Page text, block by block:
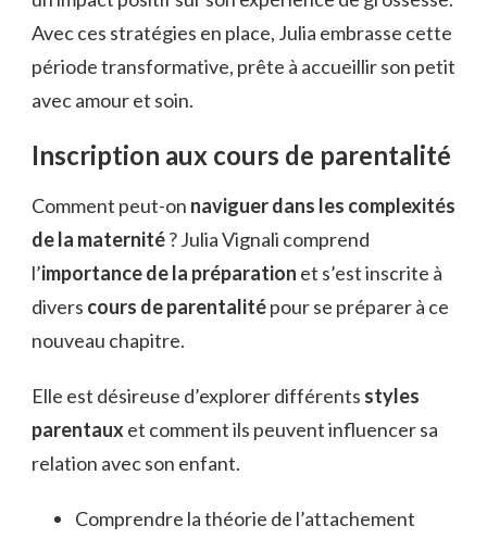
Avec ces stratégies en place, Julia embrasse cette
période transformative, prête à accueillir son petit
avec amour et soin.
Inscription aux cours de parentalité
Comment peut-on naviguer dans les complexités
de la maternité? Julia Vignali comprend
l’importance de la préparation et s’est inscrite à
divers cours de parentalitépour se préparer à ce
nouveau chapitre.
Elle est désireuse d’explorer différents styles
parentaux et comment ils peuvent influencer sa
relation avec son enfant.
Comprendre la théorie de l’attachement